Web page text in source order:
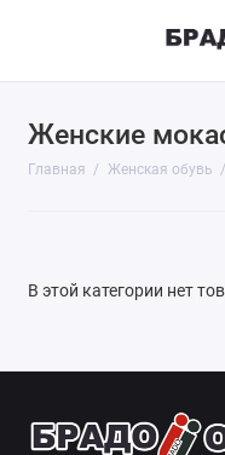
Женские
Главная Женская обувь
В этой категории нет